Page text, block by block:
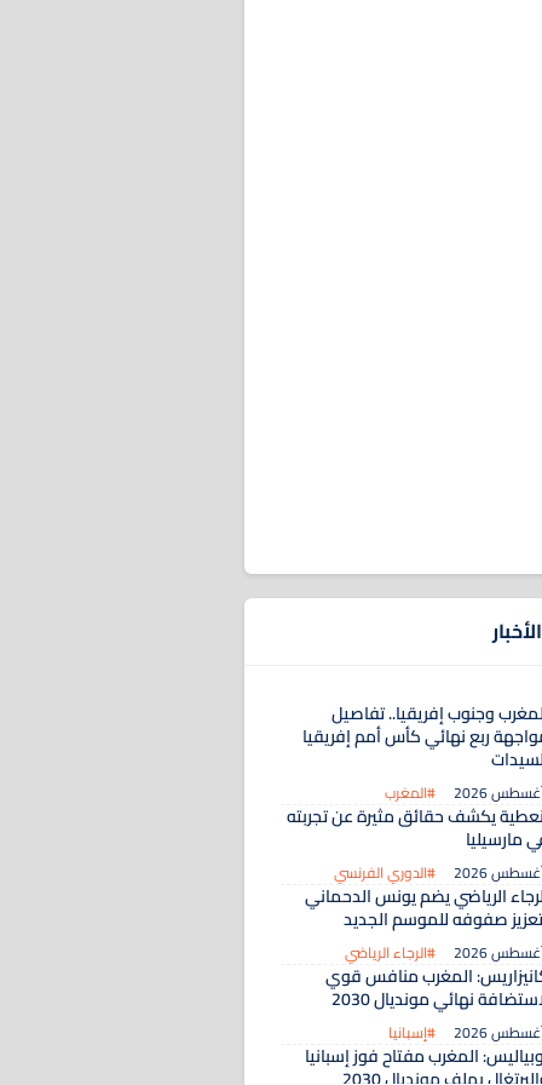
وجنوب إفريقيا.. تفاصيل
ربع نهائي كأس أمم إفريقيا
#المغرب
يكشف حقائق مثيرة عن تجربته
مارسيليا
#الدوري الفرنسي
الرياضي يضم يونس الدحماني
صفوفه للموسم الجديد
#الرجاء الرياضي
المغرب منافس قوي
نهائي مونديال 2030
#إسبانيا
المغرب مفتاح فوز إسبانيا